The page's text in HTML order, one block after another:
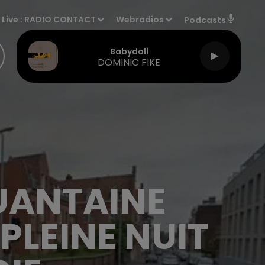
Live : RADIO CONTACT Webradios Podcasts
Babydoll
DOMINIC FIKE
NUIT